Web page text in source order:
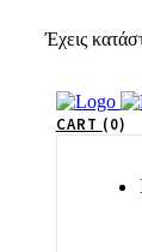
Έχεις
CART 0